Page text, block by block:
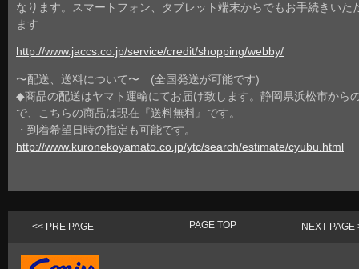
なります。スマートフォン、タブレット端末からでもお手続きいた
ます
http://www.jaccs.co.jp/service/credit/shopping/webby/
〜配送、送料について〜 (全国発送が可能です)
◆商品の配送はヤマト運輸にてお届け致します。静岡県浜松市から
で、こちらの商品は現在『送料無料』です。
・到着希望日時の指定も可能です。
http://www.kuronekoyamato.co.jp/ytc/search/estimate/cyubu.html
<< PRE PAGE NEXT PAGE
PAGE TOP